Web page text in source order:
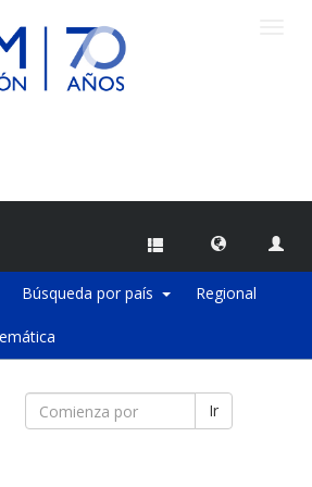
Búsqueda por país Regional
Ir